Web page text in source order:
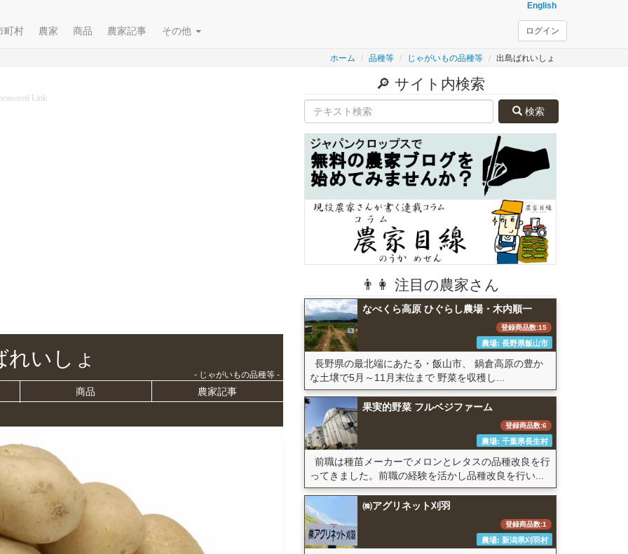
English
町村 農家 商品 農家記事 その他 ログイン
ホーム 品種等 じゃがいもの品種等 出島ばれいしょ
Link
れいしょ
- じゃがいもの品種等 -
商品 農家記事
🔎 サイト内検索
検索
👨👩 注目の農家さん
なべくら高原 ひぐらし農場・木内順一
登録商品数:15
農場: 長野県飯山市
長野県の最北端にあたる・飯山市、 鍋倉高原の豊か
な土壌で5月～11月末位まで 野菜を収穫し...
果実的野菜 フルベジファーム
登録商品数:6
農場: 千葉県長生村
前職は種苗メーカーでメロンとレタスの品種改良を行
ってきました。前職の経験を活かし品種改良を行い...
㈱アグリネット刈羽
登録商品数:1
農場: 新潟県刈羽村